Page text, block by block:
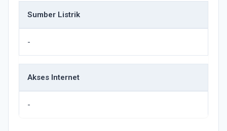
Sumber Listrik
-
Akses Internet
-